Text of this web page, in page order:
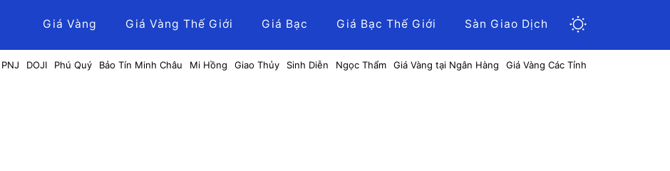
Giá Vàng Giá Vàng Thế Giới Giá Bạc Giá Bạc Thế Giới Sàn Giao Dịch
PNJ DOJI Phú Quý Bảo Tín Minh Châu Mi Hồng Giao Thủy Sinh Diễn Ngọc Thẩm Giá Vàng tại Ngân Hàng Giá Vàng Các Tỉnh